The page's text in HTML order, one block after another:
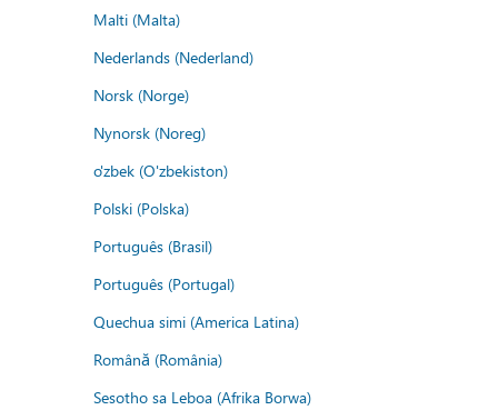
Malti (Malta)
Nederlands (Nederland)
Norsk (Norge)
Nynorsk (Noreg)
o'zbek (O'zbekiston)
Polski (Polska)
Português (Brasil)
Português (Portugal)
Quechua simi (America Latina)
Română (România)
Sesotho sa Leboa (Afrika Borwa)